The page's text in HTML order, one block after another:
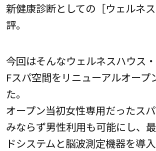
新健康診断としての［ウェルネ
評。
今回はそんなウェルネスハウス
Fスパ空間をリニューアルオープ
た。
オープン当初女性専用だったス
みならず男性利用も可能にし、
ドシステムと脳波測定機器を導